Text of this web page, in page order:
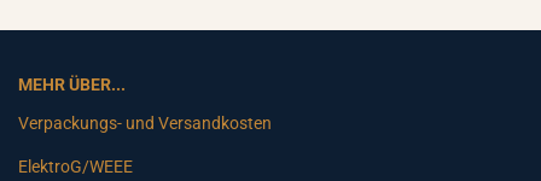
MEHR ÜBER...
Verpackungs- und Versandkosten
ElektroG/WEEE